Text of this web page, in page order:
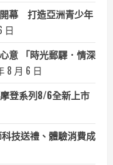
幕 打造亞洲青少年
日
意 「時光郵驛．情深
8 月 6 日
登系列8/6全新上市
技送禮、體驗消費成